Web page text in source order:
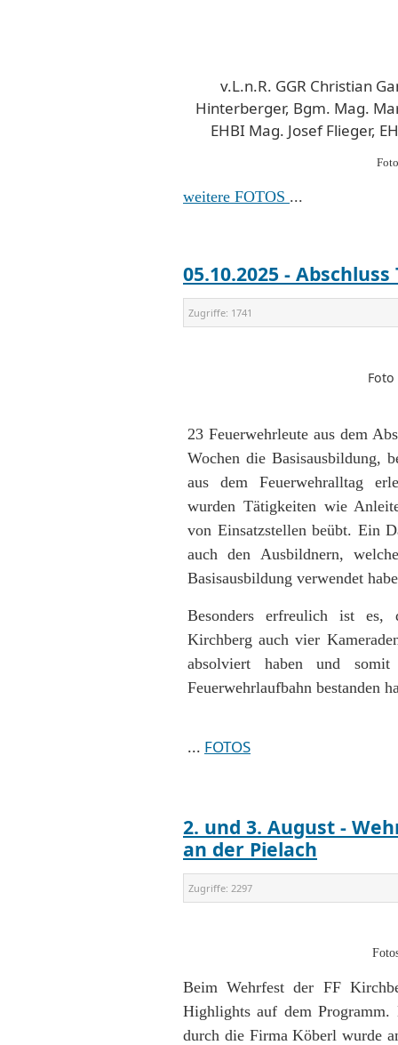
v.L.n.R. GGR Christian
Hinterberger, Bgm. Mag.
EHBI Mag. Josef Flieger,
weitere FOTOS ...
05.10.2025 -
Zugriffe: 1741
23 Feuerwehrleute aus dem
Wochen die Basisausbildung,
aus dem Feuerwehralltag
wurden Tätigkeiten wie
von Einsatzstellen beübt. Ein
auch den Ausbildnern,
Basisausbildung verwendet
Besonders erfreulich ist es,
Kirchberg auch vier
absolviert haben und
Feuerwehrlaufbahn bestanden
... FOTOS
2. und 3. August -
an der Pielach
Zugriffe: 2297
Beim Wehrfest der FF
Highlights auf dem Programm.
durch die Firma Köberl wurde